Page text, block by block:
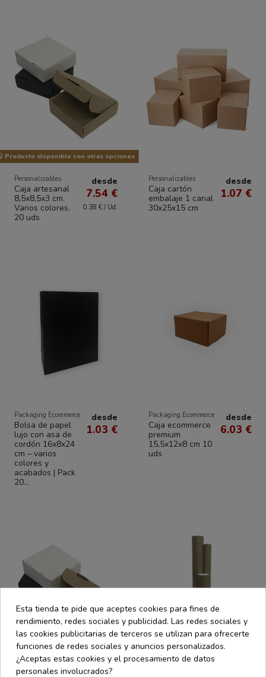
Producto disponible con otras opciones
Personalizables
Caja artesanal
8,5x8,5x3 cm.
Varios colores.
20 uds
desde
7.54 €
0.38 € / Ud.
Personalizables
Caja cartón
embalaje 1 canal
30x25x15 cm
desde
1.07 €
Packaging Ecommerce
Bolsa de papel
lujo con asa de
cordón 16x8x24
cm – varios
colores y
acabados | Pack
20...
desde
1.03 €
Packaging Ecommerce
Caja ecommerce
premium
15,5x12x8 cm 10
uds
desde
6.03 €
Esta tienda te pide que aceptes cookies para fines de
rendimiento, redes sociales y publicidad. Las redes sociales y
las cookies publicitarias de terceros se utilizan para ofrecerte
funciones de redes sociales y anuncios personalizados.
¿Aceptas estas cookies y el procesamiento de datos
personales involucrados?